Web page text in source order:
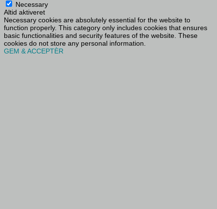
Necessary
Altid aktiveret
Necessary cookies are absolutely essential for the website to
function properly. This category only includes cookies that ensures
basic functionalities and security features of the website. These
cookies do not store any personal information.
GEM & ACCEPTÈR